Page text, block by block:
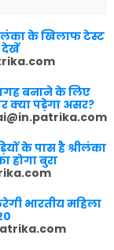
के खिलाफ टेस्ट
देखें
बनाने के लिए
क्या पड़ेगा असर?
के पास है श्रीलंका
होगा बुरा
भारतीय महिला